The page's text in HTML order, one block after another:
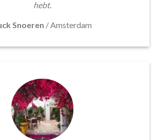
hebt.
Snoeren /Amsterdam